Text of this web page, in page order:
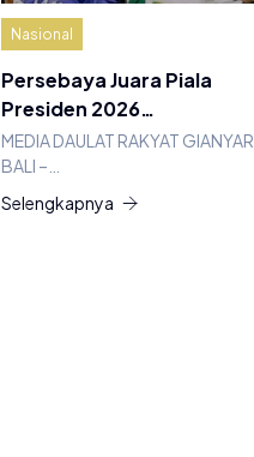
Nasional
Persebaya Juara Piala
Presiden 2026…
MEDIA DAULAT RAKYAT GIANYAR
BALI –…
Selengkapnya